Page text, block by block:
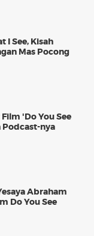
I See, Kisah
Mas Pocong
'Do You See
Podcast-nya
Abraham
Do You See